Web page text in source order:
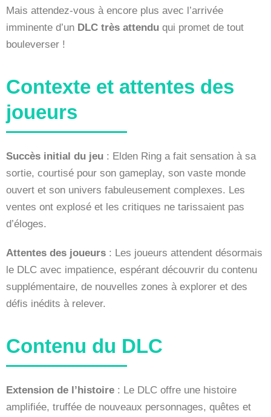
Mais attendez-vous à encore plus avec l’arrivée
imminente d’un DLC très attendu qui promet de tout
bouleverser !
Contexte et attentes des
joueurs
Succès initial du jeu : Elden Ring a fait sensation à sa
sortie, courtisé pour son gameplay, son vaste monde
ouvert et son univers fabuleusement complexes. Les
ventes ont explosé et les critiques ne tarissaient pas
d’éloges.
Attentes des joueurs : Les joueurs attendent désormais
le DLC avec impatience, espérant découvrir du contenu
supplémentaire, de nouvelles zones à explorer et des
défis inédits à relever.
Contenu du DLC
Extension de l’histoire : Le DLC offre une histoire
amplifiée, truffée de nouveaux personnages, quêtes et